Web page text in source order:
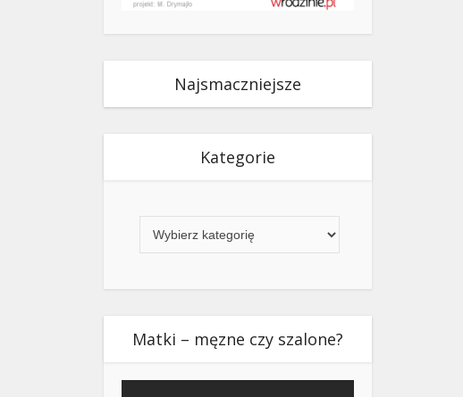
Najsmaczniejsze
Kategorie
Matki – męzne czy szalone?